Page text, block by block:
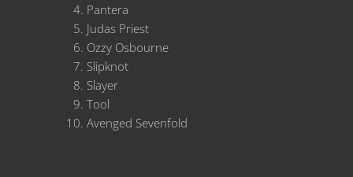
Pantera
Judas Priest
Ozzy Osbourne
Slipknot
Slayer
Tool
Avenged Sevenfold